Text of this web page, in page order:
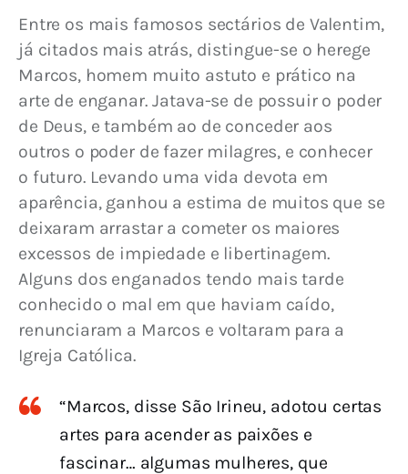
Entre os mais famosos sectários de Valentim,
já citados mais atrás, distingue-se o herege
Marcos, homem muito astuto e prático na
arte de enganar. Jatava-se de possuir o poder
de Deus, e também ao de conceder aos
outros o poder de fazer milagres, e conhecer
o futuro. Levando uma vida devota em
aparência, ganhou a estima de muitos que se
deixaram arrastar a cometer os maiores
excessos de impiedade e libertinagem.
Alguns dos enganados tendo mais tarde
conhecido o mal em que haviam caído,
renunciaram a Marcos e voltaram para a
Igreja Católica.
“Marcos, disse São Irineu, adotou certas
artes para acender as paixões e
fascinar… algumas mulheres, que